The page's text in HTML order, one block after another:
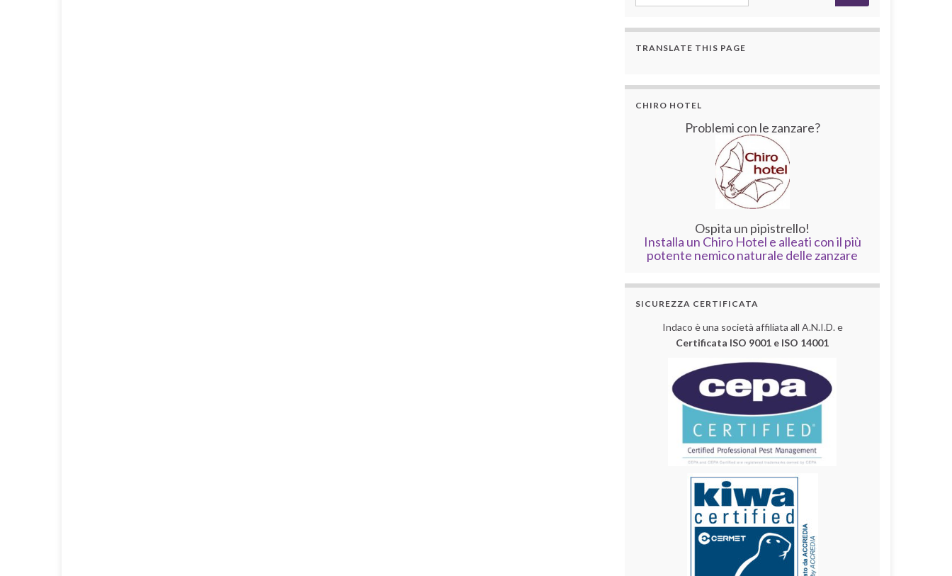
TRANSLATE THIS PAGE
CHIRO HOTEL
Problemi con le zanzare?
Ospita un pipistrello!
Installa un Chiro Hotel e alleati con il più
potente nemico naturale delle zanzare
SICUREZZA CERTIFICATA
Indaco è una società affiliata all A.N.I.D. e
Certificata ISO 9001 e ISO 14001